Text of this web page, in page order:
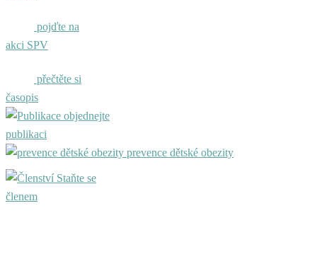
pojďte na
akci SPV
přečtěte si
časopis
objednejte
publikaci
prevence dětské obezity
Staňte se
členem